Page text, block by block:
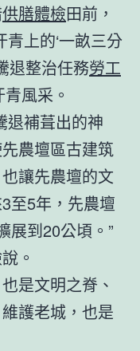
供膳體檢田前，
上的‘一畝三分
退整治任務勞工
風采。
退補葺出的神
農壇區古建筑
讓先農壇的文
至5年，先農壇
展到20公頃。”
。
是文明之脊、
護老城，也是